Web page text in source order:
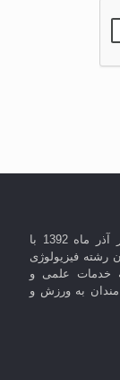
وب سایت فیزیولوژی ورزشی و تندرستی ایران در آذر ماه 1392 با
رشته فیزیولوژی
خدمات علمی و
به ورزش و